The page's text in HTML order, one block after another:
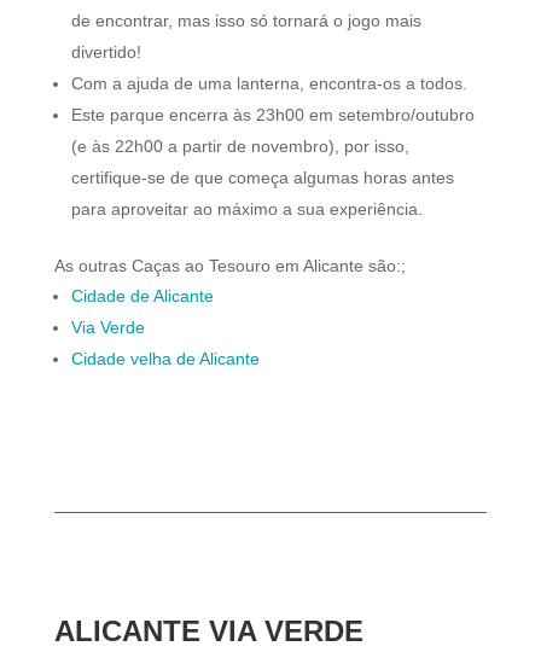
de encontrar, mas isso só tornará o jogo mais
divertido!
Com a ajuda de uma lanterna, encontra-os a todos.
Este parque encerra às 23h00 em setembro/outubro
(e às 22h00 a partir de novembro), por isso,
certifique-se de que começa algumas horas antes
para aproveitar ao máximo a sua experiência.
As outras Caças ao Tesouro em Alicante são:;
Cidade de Alicante
Via Verde
Cidade velha de Alicante
ALICANTE VIA VERDE